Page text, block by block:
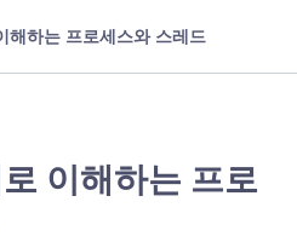
해하는 프로세스와 스레드
이해하는 프로